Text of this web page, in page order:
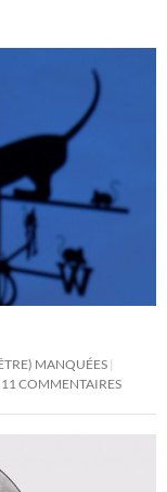
MANQUÉES
11 COMMENTAIRES